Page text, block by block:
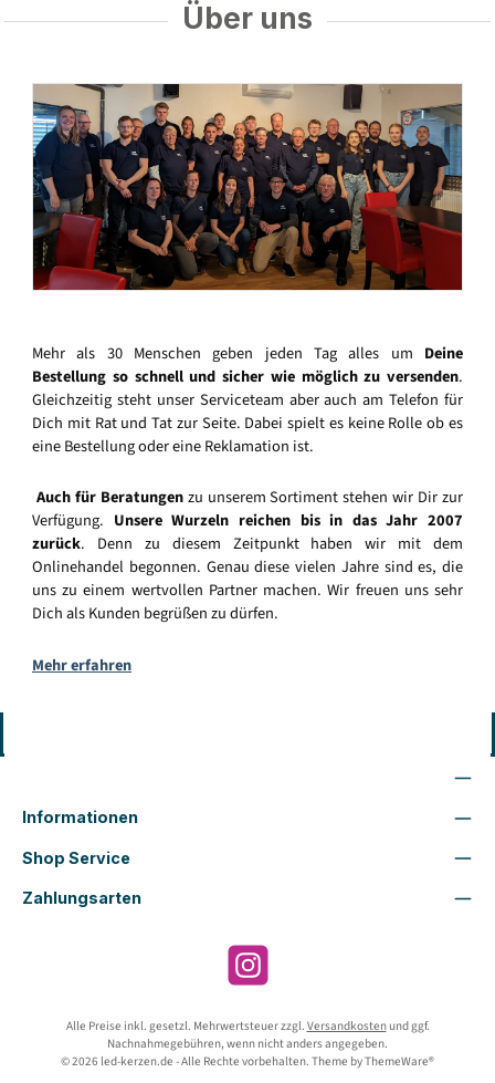
Über uns
Mehr als 30 Menschen geben jeden Tag alles um Deine
Bestellung so schnell und sicher wie möglich zu versenden.
Gleichzeitig steht unser Serviceteam aber auch am Telefon für
Dich mit Rat und Tat zur Seite. Dabei spielt es keine Rolle ob es
eine Bestellung oder eine Reklamation ist.
Auch für Beratungenzu unserem Sortiment stehen wir Dir zur
Verfügung. Unsere Wurzeln reichen bis in das Jahr 2007
zurück. Denn zu diesem Zeitpunkt haben wir mit dem
Onlinehandel begonnen. Genau diese vielen Jahre sind es, die
uns zu einem wertvollen Partner machen. Wir freuen uns sehr
Dich als Kunden begrüßen zu dürfen.
Mehr erfahren
Informationen
Shop Service
Zahlungsarten
Instagram
Alle Preise inkl. gesetzl. Mehrwertsteuer zzgl. Versandkostenund ggf.
Nachnahmegebühren, wenn nicht anders angegeben.
© 2026 led-kerzen.de - Alle Rechte vorbehalten. Theme byThemeWare®